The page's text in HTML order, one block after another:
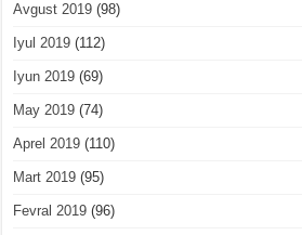
Avgust 2019 (98)
Iyul 2019 (112)
Iyun 2019 (69)
May 2019 (74)
Aprel 2019 (110)
Mart 2019 (95)
Fevral 2019 (96)